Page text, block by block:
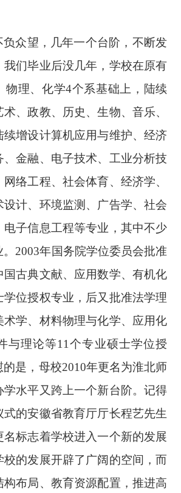
负众望，几年一个台阶，不断发
我们毕业后没几年，学校在原有
物理、化学4个系基础上，陆续
、政教、历史、生物、音乐、
续增设计算机应用与维护、经济
、金融、电子技术、工业分析技
络工程、社会体育、经济学、
设计、环境监测、广告学、社会
电子信息工程等专业，其中不少
2003年国务院学位委员会批准
国古典文献、应用数学、有机化
位授权专业，后又批准法学理
术学、材料物理与化学、应用化
与理论等11个专业硕士学位授
是，母校2010年更名为淮北师
学水平又跨上一个新台阶。记得
式的安徽省教育厅厅长程艺先生
名标志着学校进入一个新的发展
校的发展开辟了广阔的空间，而
构布局、教育资源配置，推进高